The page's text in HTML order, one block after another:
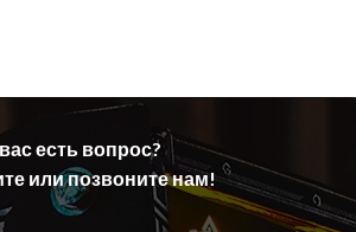
есть вопрос?
или позвоните нам!